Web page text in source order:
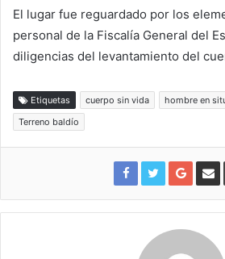
El lugar fue reguardado por los
personal de la Fiscalía General del
diligencias del levantamiento del
Etiquetas cuerpo sin vida
hombre en
Terreno baldío